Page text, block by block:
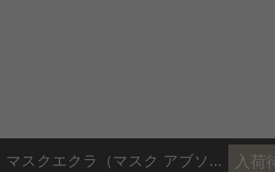
マスクエクラ（マスク アブソ... 入荷